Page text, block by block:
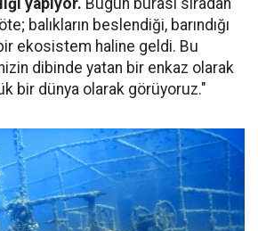
balıkların beslendiği, barındığı
ekosistem haline geldi. Bu
dibinde yatan bir enkaz olarak
bir dünya olarak görüyoruz."